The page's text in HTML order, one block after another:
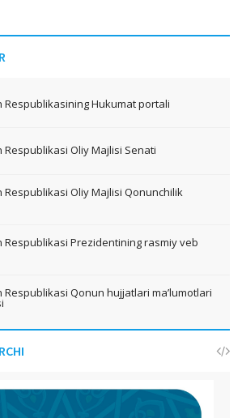
Respublikasining Hukumat portali
Respublikasi Oliy Majlisi Senati
Respublikasi Oliy Majlisi Qonunchilik
Respublikasi Prezidentining rasmiy veb
Respublikasi Qonun hujjatlari ma’lumotlari